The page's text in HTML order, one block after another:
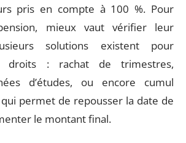
pris en compte à 100 %. Pour
mieux vaut vérifier leur
solutions existent pour
droits : rachat de trimestres,
d’études, ou encore cumul
permet de repousser la date de
le montant final.